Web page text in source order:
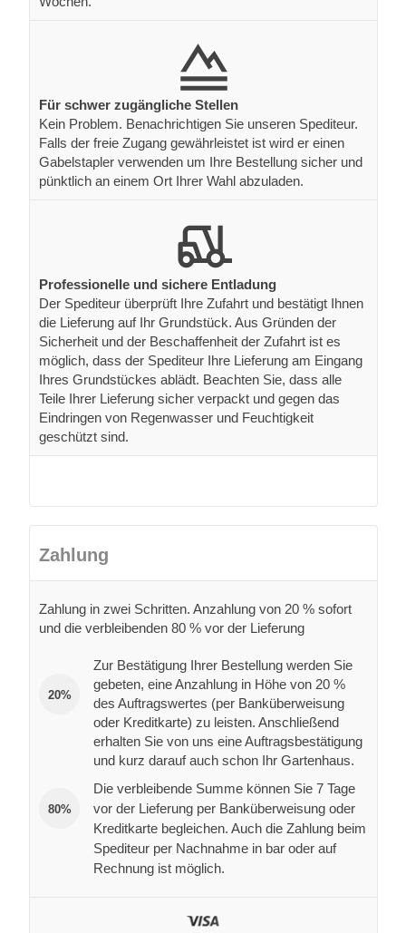
Für schwer zugängliche Stellen
Kein Problem. Benachrichtigen Sie unseren Spediteur.
Falls der freie Zugang gewährleistet ist wird er einen
Gabelstapler verwenden um Ihre Bestellung sicher und
pünktlich an einem Ort Ihrer Wahl abzuladen.
Professionelle und sichere Entladung
Der Spediteur überprüft Ihre Zufahrt und bestätigt Ihnen
die Lieferung auf Ihr Grundstück. Aus Gründen der
Sicherheit und der Beschaffenheit der Zufahrt ist es
möglich, dass der Spediteur Ihre Lieferung am Eingang
Ihres Grundstückes ablädt. Beachten Sie, dass alle
Teile Ihrer Lieferung sicher verpackt und gegen das
Eindringen von Regenwasser und Feuchtigkeit
geschützt sind.
Zahlung
Zahlung in zwei Schritten. Anzahlung von 20 % sofort
und die verbleibenden 80 % vor der Lieferung
20%
Zur Bestätigung Ihrer Bestellung werden Sie
gebeten, eine Anzahlung in Höhe von 20 %
des Auftragswertes (per Banküberweisung
oder Kreditkarte) zu leisten. Anschließend
erhalten Sie von uns eine Auftragsbestätigung
und kurz darauf auch schon Ihr Gartenhaus.
80%
Die verbleibende Summe können Sie 7 Tage
vor der Lieferung per Banküberweisung oder
Kreditkarte begleichen. Auch die Zahlung beim
Spediteur per Nachnahme in bar oder auf
Rechnung ist möglich.